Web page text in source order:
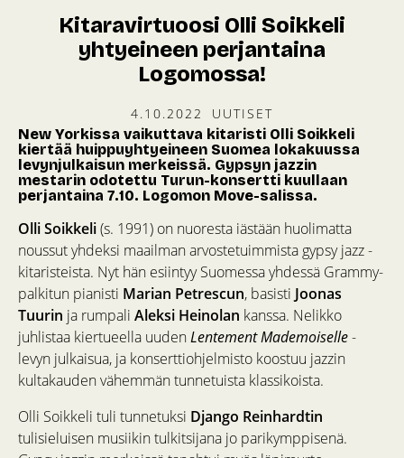
Kitaravirtuoosi Olli Soikkeli
yhtyeineen perjantaina
Logomossa!
4.10.2022
UUTISET
New Yorkissa vaikuttava kitaristi Olli Soikkeli
kiertää huippuyhtyeineen Suomea lokakuussa
levynjulkaisun merkeissä. Gypsyn jazzin
mestarin odotettu Turun-konsertti kuullaan
perjantaina 7.10. Logomon Move-salissa.
Olli Soikkeli(s. 1991) on nuoresta iästään huolimatta
noussut yhdeksi maailman arvostetuimmista gypsy jazz -
kitaristeista. Nyt hän esiintyy Suomessa yhdessä Grammy-
palkitun pianisti Marian Petrescun, basisti Joonas
Tuurin ja rumpali Aleksi Heinolan kanssa. Nelikko
juhlistaa kiertueella uuden Lentement Mademoiselle-
levyn julkaisua, ja konserttiohjelmisto koostuu jazzin
kultakauden vähemmän tunnetuista klassikoista.
Olli Soikkeli tuli tunnetuksi Django Reinhardtin
tulisieluisen musiikin tulkitsijana jo parikymppisenä.